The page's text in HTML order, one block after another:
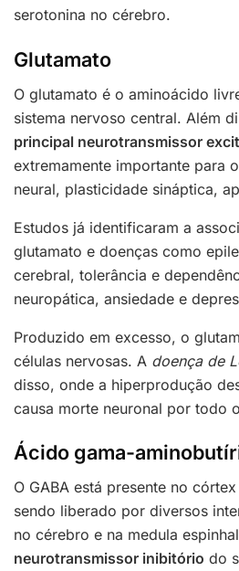
serotonina no cérebro.
Glutamato
O glutamato é o aminoácido
sistema nervoso central. Além
principal neurotransmissor
extremamente importante para
neural, plasticidade sináptica,
Estudos já identificaram a
glutamato e doenças como
cerebral, tolerância e
neuropática, ansiedade e
Produzido em excesso, o
células nervosas. A doença de
disso, onde a hiperprodução
causa morte neuronal por todo
Ácido gama-
O GABA está presente no
sendo liberado por diversos
no cérebro e na medula
neurotransmissor inibitório do